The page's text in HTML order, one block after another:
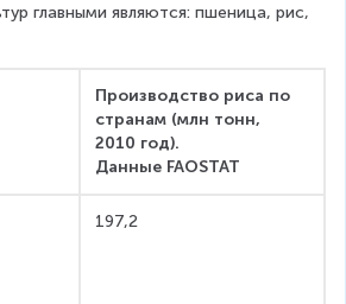
главными являются: пшеница, рис,
Производство риса по
странам (млн тонн,
2010 год).
Данные FAOSTAT
197,2